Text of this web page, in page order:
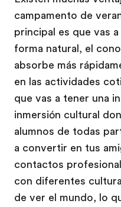
campamento de
principal es que vas
forma natural, el
absorbe más
en las actividades
que vas a tener una
inmersión cultural
alumnos de todas
a convertir en tus
contactos
con diferentes
de ver el mundo, lo